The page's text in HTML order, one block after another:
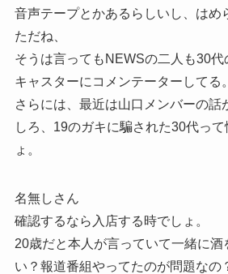
音声テープとかあるらしいし、はめ
ただね、
そうは言ってもNEWSの二人も30代
キャスターにコメンテーターしてる。
さらには、最近は山口メンバーの話
しろ、19のガキに騙された30代っ
ょ。
名無しさん
確認するなら入店する時でしょ。
20歳だと本人が言っていて一緒に酒
い？報道番組やってたのが問題なの